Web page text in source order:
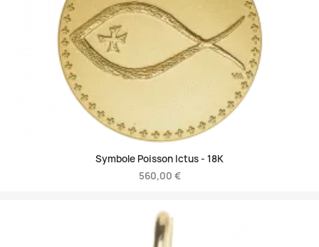
Symbole Poisson Ictus - 18K
560,00 €